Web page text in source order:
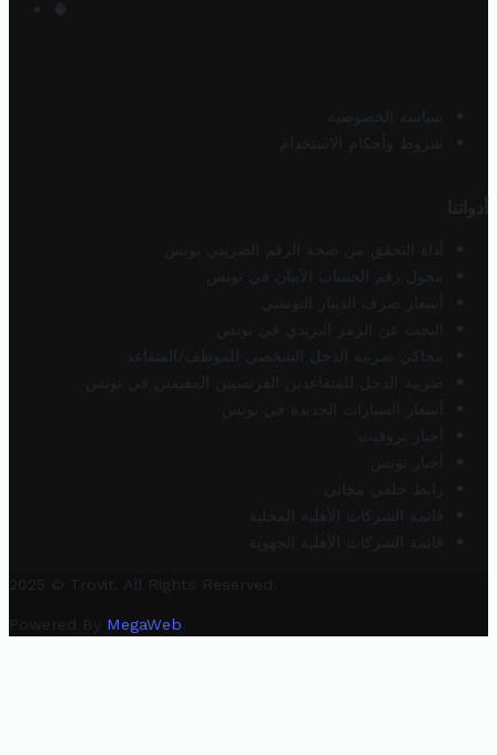
سياسة الخصوصية
شروط وأحكام الاستخدام
أدواتنا
أداة التحقق من صحة الرقم الضريبي تونس
محول رقم الحساب الآيبان في تونس
أسعار صرف الدينار التونسي
البحث عن الرمز البريدي في تونس
محاكي ضريبة الدخل الشخصي للموظف/المتقاعد
ضريبة الدخل للمتقاعدين الفرنسيين المقيمين في تونس
أسعار السيارات الجديدة في تونس
أخبار تروفيت
أخبار تونس
رابط خلفي مجاني
قائمة الشركات الأهلية المحلية
قائمة الشركات الأهلية الجهوية
2025 © Trovit. All Rights Reserved.
Powered By MegaWeb